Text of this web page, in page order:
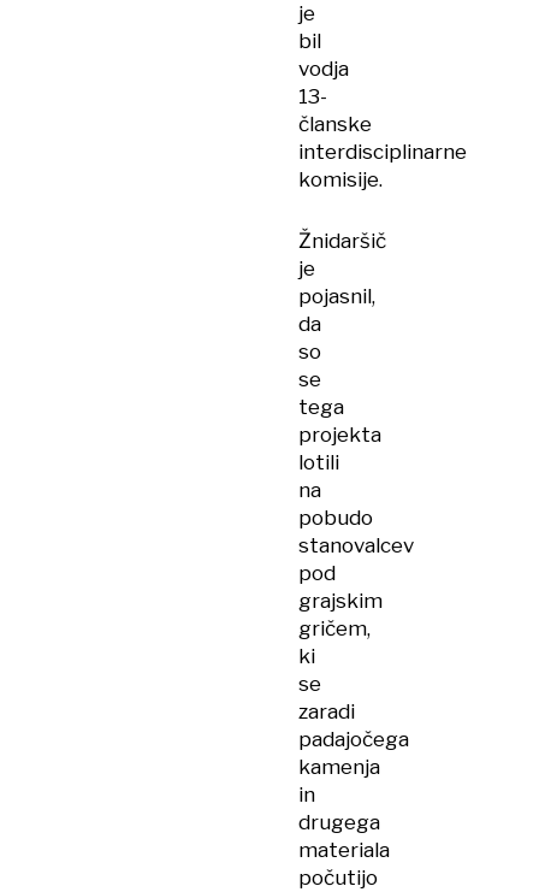
je
bil
vodja
13-
članske
interdisciplinarne
komisije.
Žnidaršič
je
pojasnil,
da
so
se
tega
projekta
lotili
na
pobudo
stanovalcev
pod
grajskim
gričem,
ki
se
zaradi
padajočega
kamenja
in
drugega
materiala
počutijo